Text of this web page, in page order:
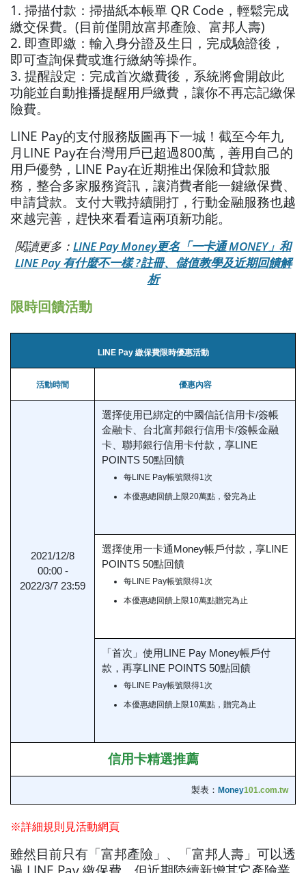
1. 掃描付款：掃描紙本帳單 QR Code，輕鬆完成
繳交保費。(目前僅開放富邦產險、富邦人壽)
2. 即查即繳：輸入身分證及生日，完成驗證後，
即可查詢保費或進行繳納等操作。
3. 提醒設定：完成首次繳費後，系統將會開啟此
功能並自動推播提醒用戶繳費，讓你不再忘記繳保
險費。
LINE Pay的支付服務版圖再下一城！截至今年九
月LINE Pay在台灣用戶已超過800萬，善用自己的
用戶優勢，LINE Pay在近期推出保險和貸款服
務，整合多家服務資訊，讓消費者能一鍵繳保費、
申請貸款。支付大戰持續開打，行動金融服務也越
來越完善，趕快來看看這兩項新功能。
閱讀更多： LINE Pay Money更名「一卡通 MONEY」和
LINE Pay 有什麼不一樣 ?註冊、儲值教學及近期回饋解
析
限時回饋活動
LINE Pay 繳保費限時優惠活動
活動時間 優惠內容
2021/12/8
00:00 -
2022/3/7 23:59
選擇使用已綁定的中國信託信用卡/簽帳
金融卡、台北富邦銀行信用卡/簽帳金融
卡、聯邦銀行信用卡付款，享LINE
POINTS 50點回饋
每LINE Pay帳號限得1次
本優惠總回饋上限20萬點，發完為止
選擇使用一卡通Money帳戶付款，享LINE
POINTS 50點回饋
每LINE Pay帳號限得1次
本優惠總回饋上限10萬點贈完為止
「首次」使用LINE Pay Money帳戶付
款，再享LINE POINTS 50點回饋
每LINE Pay帳號限得1次
本優惠總回饋上限10萬點，贈完為止
信用卡精選推薦
製表： Money101.com.tw
※詳細規則見活動網頁
雖然目前只有「富邦產險」、「富邦人壽」可以透